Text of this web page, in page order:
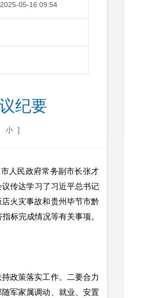
2025-05-16 09:54
纪要
小 ]
人民政府常务副市长张才
传达学习了习近平总书记
火灾事故和贵州毕节市黔
标完成情况等有关事项。
政策落实工作。二要合力
军家属调动、就业、安置